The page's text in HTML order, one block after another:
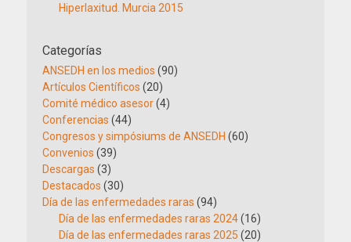
Hiperlaxitud. Murcia 2015
Categorías
ANSEDH en los medios (90)
Artículos Científicos (20)
Comité médico asesor(4)
Conferencias (44)
Congresos y simpósiums de ANSEDH (60)
Convenios (39)
Descargas (3)
Destacados (30)
Día de las enfermedades raras (94)
Día de las enfermedades raras 2024(16)
Día de las enfermedades raras 2025 (20)